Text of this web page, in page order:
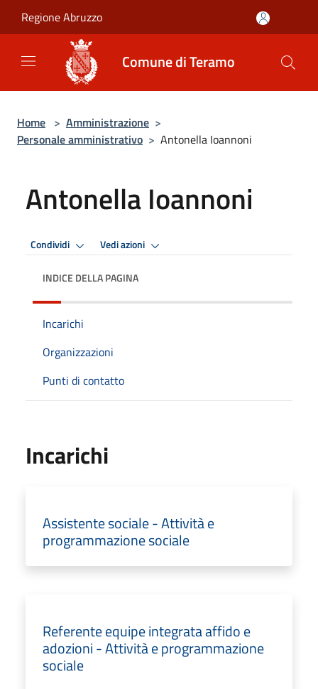
Regione Abruzzo
Comune di Teramo
Home > Amministrazione >
Personale amministrativo > Antonella Ioannoni
Antonella Ioannoni
Condividi Vedi azioni
INDICE DELLA PAGINA
Incarichi
Organizzazioni
Punti di contatto
Incarichi
Assistente sociale - Attività e
programmazione sociale
Referente equipe integrata affido e
adozioni - Attività e programmazione
sociale